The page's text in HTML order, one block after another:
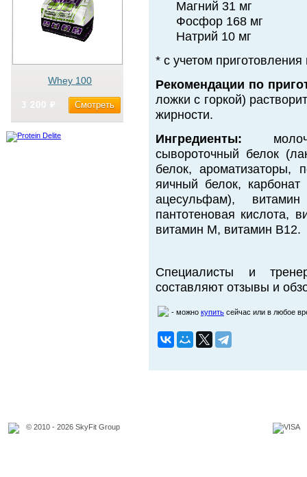
Whey 100
3 200 ₽ Cмотреть
Магний 31 мг
Фосфор 168 мг
Натрий 10 мг
* с учетом
Рекомендации по
ложки с горкой)
жирности.
Ингредиенты:
сывороточный белок
белок, ароматизаторы,
яичный белок,
ацесульфам),
пантотеновая кислота,
витамин М, витамин В12.
Специалисты и
составляют отзывы и
- можно купить сейчас или в любое
© 2010 - 2026 SkyFit Group